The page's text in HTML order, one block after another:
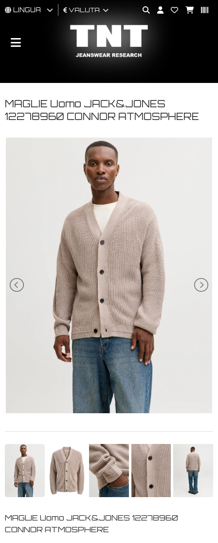
UOMO
BRAND
LINGUA VALUTA
MAGLIE Uomo JACK&JONES
12278960 CONNOR ATMOSPHERE
MAGLIE Uomo JACK&JONES 12278960
CONNOR ATMOSPHERE